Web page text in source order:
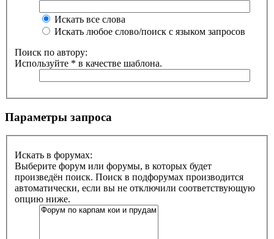
Искать все слова
Искать любое слово/поиск с языком запросов
Поиск по автору:
Используйте * в качестве шаблона.
Параметры запроса
Искать в форумах:
Выберите форум или форумы, в которых будет
произведён поиск. Поиск в подфорумах производится
автоматически, если вы не отключили соответствующую
опцию ниже.